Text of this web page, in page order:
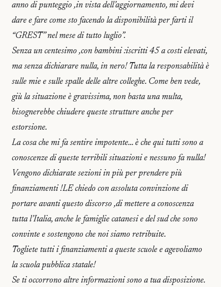
anno di punteggio ,in vista dell’aggiornamento, mi devi
dare e fare come sto facendo la disponibilità per farti il
“GREST” nel mese di tutto luglio”.
Senza un centesimo ,con bambini :iscritti 45 a costi elevati,
ma senza dichiarare nulla, in nero! Tutta la responsabilità è
sulle mie e sulle spalle delle altre colleghe. Come ben vede,
giù la situazione è gravissima, non basta una multa,
bisognerebbe chiudere queste strutture anche per
estorsione.
La cosa che mi fa sentire impotente… è che qui tutti sono a
conoscenze di queste terribili situazioni e nessuno fa nulla!
Vengono dichiarate sezioni in più per prendere più
finanziamenti !LE chiedo con assoluta convinzione di
portare avanti questo discorso ,di mettere a conoscenza
tutta l’Italia, anche le famiglie catanesi e del sud che sono
convinte e sostengono che noi siamo retribuite.
Togliete tutti i finanziamenti a queste scuole e agevoliamo
la scuola pubblica statale!
Se ti occorrono altre informazioni sono a tua disposizione.